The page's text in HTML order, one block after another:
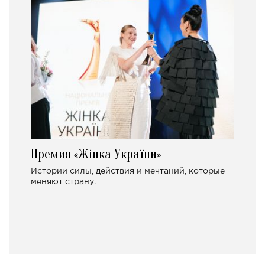
Премия «Жінка України»
Истории силы, действия и мечтаний, которые
меняют страну.